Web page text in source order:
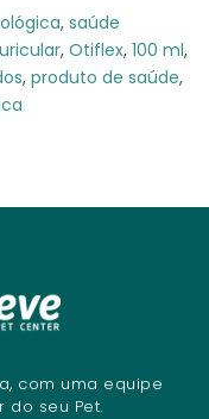
, saúde
, Otiflex, 100 ml,
, produto de saúde,
com uma equipe
seu Pet.